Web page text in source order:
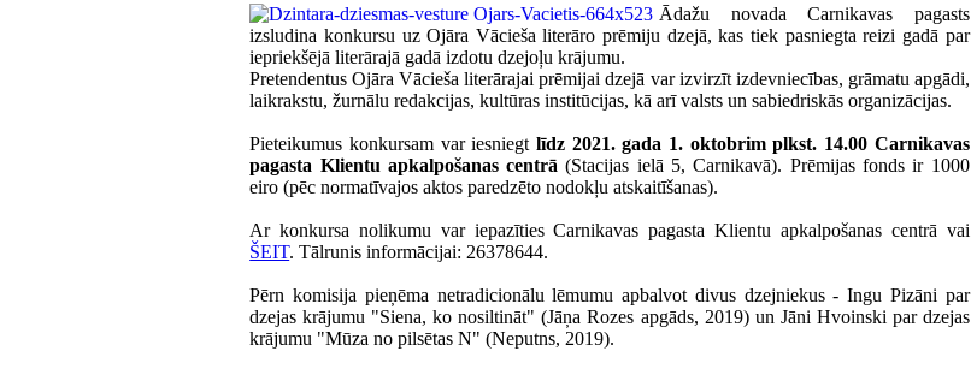
Ādažu novada Carnikavas pagasts
izsludina konkursu uz Ojāra Vācieša literāro prēmiju dzejā, kas tiek pasniegta reizi gadā par
iepriekšējā literārajā gadā izdotu dzejoļu krājumu.
Pretendentus Ojāra Vācieša literārajai prēmijai dzejā var izvirzīt izdevniecības, grāmatu apgādi,
laikrakstu, žurnālu redakcijas, kultūras institūcijas, kā arī valsts un sabiedriskās organizācijas.
Pieteikumus konkursam var iesniegt līdz 2021. gada 1. oktobrim plkst. 14.00 Carnikavas
pagasta Klientu apkalpošanas centrā (Stacijas ielā 5, Carnikavā). Prēmijas fonds ir 1000
eiro (pēc normatīvajos aktos paredzēto nodokļu atskaitīšanas).
Ar konkursa nolikumu var iepazīties Carnikavas pagasta Klientu apkalpošanas centrā vai
ŠEIT. Tālrunis informācijai: 26378644.
Pērn komisija pieņēma netradicionālu lēmumu apbalvot divus dzejniekus - Ingu Pizāni par
dzejas krājumu "Siena, ko nosiltināt" (Jāņa Rozes apgāds, 2019) un Jāni Hvoinski par dzejas
krājumu "Mūza no pilsētas N" (Neputns, 2019).